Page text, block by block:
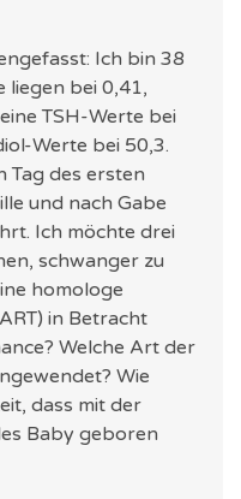
Ich bin 38
liegen bei 0,41,
TSH-Werte bei
Werte bei 50,3.
Tag des ersten
und nach Gabe
Ich möchte drei
schwanger zu
homologe
in Betracht
Welche Art der
Wie
dass mit der
Baby geboren